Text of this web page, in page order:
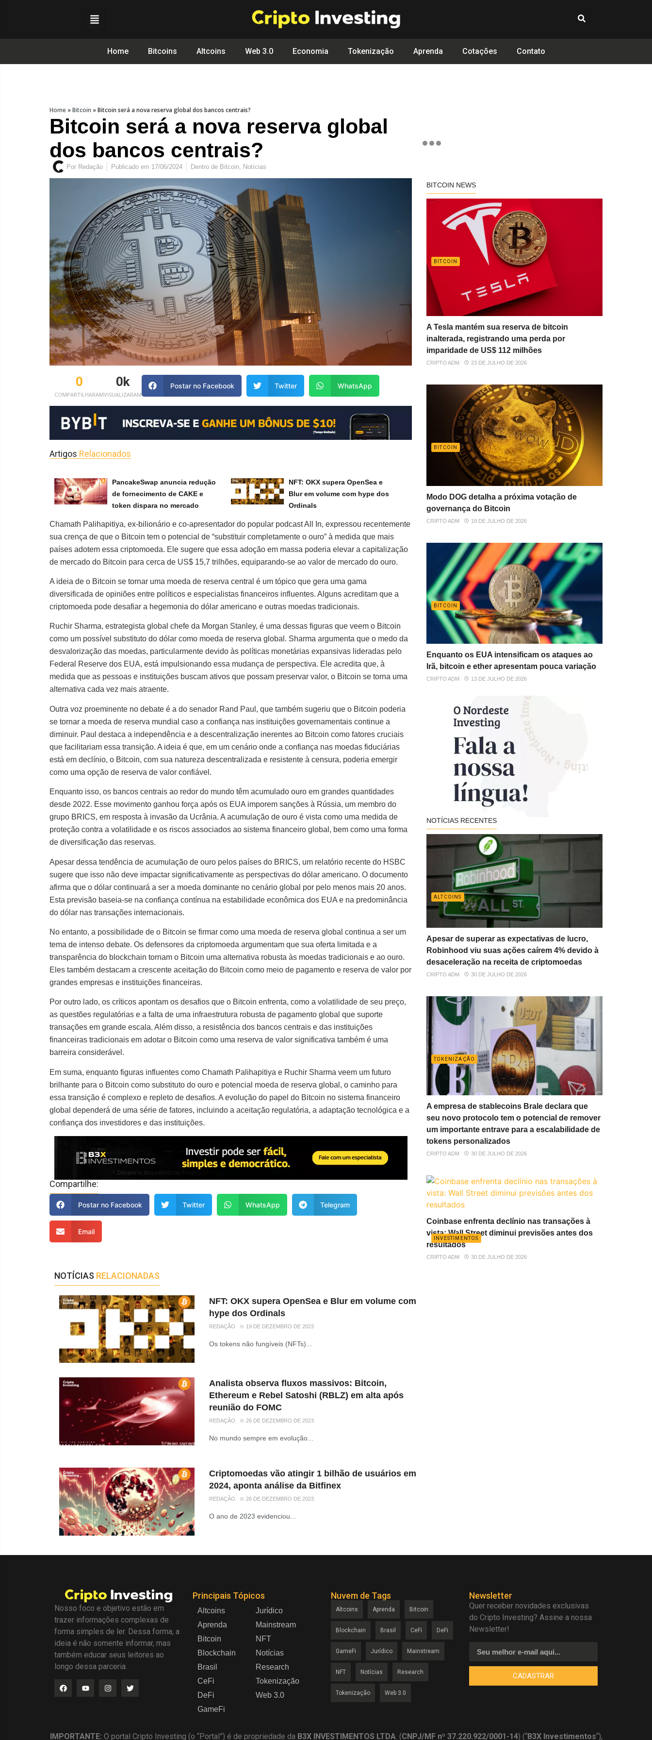
Home Bitcoins Altcoins Web 3.0 Economia Tokenização Aprenda Cotações Contato
Home »Bitcoin »Bitcoin será a nova reserva global dos bancos centrais?
Bitcoin será a nova reserva global
dos bancos centrais?
Por Redação Publicado em 17/06/2024 Dentro de Bitcoin Notícias
COMPARTILHARAM
0
VISUALIZARAM
0k Postar no Facebook Twitter WhatsApp
Artigos Relacionados
PancakeSwap anuncia redução
de fornecimento de CAKE e
token dispara no mercado
NFT: OKX supera OpenSea e
Blur em volume com hype dos
Ordinals
Chamath Palihapitiya, ex-bilionário e co-apresentador do popular podcast All In, expressou recentemente
sua crença de que o Bitcoin tem o potencial de “substituir completamente o ouro” à medida que mais
países adotem essa criptomoeda. Ele sugere que essa adoção em massa poderia elevar a capitalização
de mercado do Bitcoin para cerca de US$ 15,7 trilhões, equiparando-se ao valor de mercado do ouro.
A ideia de o Bitcoin se tornar uma moeda de reserva central é um tópico que gera uma gama
diversificada de opiniões entre políticos e especialistas financeiros influentes. Alguns acreditam que a
criptomoeda pode desafiar a hegemonia do dólar americano e outras moedas tradicionais.
Ruchir Sharma, estrategista global chefe da Morgan Stanley, é uma dessas figuras que veem o Bitcoin
como um possível substituto do dólar como moeda de reserva global. Sharma argumenta que o medo da
desvalorização das moedas, particularmente devido às políticas monetárias expansivas lideradas pelo
Federal Reserve dos EUA, está impulsionando essa mudança de perspectiva. Ele acredita que, à
medida que as pessoas e instituições buscam ativos que possam preservar valor, o Bitcoin se torna uma
alternativa cada vez mais atraente.
Outra voz proeminente no debate é a do senador Rand Paul, que também sugeriu que o Bitcoin poderia
se tornar a moeda de reserva mundial caso a confiança nas instituições governamentais continue a
diminuir. Paul destaca a independência e a descentralização inerentes ao Bitcoin como fatores cruciais
que facilitariam essa transição. A ideia é que, em um cenário onde a confiança nas moedas fiduciárias
está em declínio, o Bitcoin, com sua natureza descentralizada e resistente à censura, poderia emergir
como uma opção de reserva de valor confiável.
Enquanto isso, os bancos centrais ao redor do mundo têm acumulado ouro em grandes quantidades
desde 2022. Esse movimento ganhou força após os EUA imporem sanções à Rússia, um membro do
grupo BRICS, em resposta à invasão da Ucrânia. A acumulação de ouro é vista como uma medida de
proteção contra a volatilidade e os riscos associados ao sistema financeiro global, bem como uma forma
de diversificação das reservas.
Apesar dessa tendência de acumulação de ouro pelos países do BRICS, um relatório recente do HSBC
sugere que isso não deve impactar significativamente as perspectivas do dólar americano. O documento
afirma que o dólar continuará a ser a moeda dominante no cenário global por pelo menos mais 20 anos.
Esta previsão baseia-se na confiança contínua na estabilidade econômica dos EUA e na predominância
do dólar nas transações internacionais.
No entanto, a possibilidade de o Bitcoin se firmar como uma moeda de reserva global continua a ser um
tema de intenso debate. Os defensores da criptomoeda argumentam que sua oferta limitada e a
transparência do blockchain tornam o Bitcoin uma alternativa robusta às moedas tradicionais e ao ouro.
Eles também destacam a crescente aceitação do Bitcoin como meio de pagamento e reserva de valor por
grandes empresas e instituições financeiras.
Por outro lado, os críticos apontam os desafios que o Bitcoin enfrenta, como a volatilidade de seu preço,
as questões regulatórias e a falta de uma infraestrutura robusta de pagamento global que suporte
transações em grande escala. Além disso, a resistência dos bancos centrais e das instituições
financeiras tradicionais em adotar o Bitcoin como uma reserva de valor significativa também é uma
barreira considerável.
Em suma, enquanto figuras influentes como Chamath Palihapitiya e Ruchir Sharma veem um futuro
brilhante para o Bitcoin como substituto do ouro e potencial moeda de reserva global, o caminho para
essa transição é complexo e repleto de desafios. A evolução do papel do Bitcoin no sistema financeiro
global dependerá de uma série de fatores, incluindo a aceitação regulatória, a adaptação tecnológica e a
confiança dos investidores e das instituições.
Compartilhe:
Postar no Facebook Twitter WhatsApp Telegram
Email
NOTÍCIAS RELACIONADAS
NFT: OKX supera OpenSea e Blur em volume com
hype dos Ordinals
REDAÇÃO 19 DE DEZEMBRO DE 2023
Os tokens não fungíveis (NFTs)...
Analista observa fluxos massivos: Bitcoin,
Ethereum e Rebel Satoshi (RBLZ) em alta após
reunião do FOMC
REDAÇÃO 26 DE DEZEMBRO DE 2023
No mundo sempre em evolução...
Criptomoedas vão atingir 1 bilhão de usuários em
2024, aponta análise da Bitfinex
REDAÇÃO 26 DE DEZEMBRO DE 2023
O ano de 2023 evidenciou...
BITCOIN NEWS
BITCOIN
A Tesla mantém sua reserva de bitcoin
inalterada, registrando uma perda por
imparidade de US$ 112 milhões
CRIPTO ADM 23 DE JULHO DE 2026
BITCOIN
Modo DOG detalha a próxima votação de
governança do Bitcoin
CRIPTO ADM 19 DE JULHO DE 2026
BITCOIN
Enquanto os EUA intensificam os ataques ao
Irã, bitcoin e ether apresentam pouca variação
CRIPTO ADM 13 DE JULHO DE 2026
NOTÍCIAS RECENTES
ALTCOINS
Apesar de superar as expectativas de lucro,
Robinhood viu suas ações caírem 4% devido à
desaceleração na receita de criptomoedas
CRIPTO ADM 30 DE JULHO DE 2026
TOKENIZAÇÃO
A empresa de stablecoins Brale declara que
seu novo protocolo tem o potencial de remover
um importante entrave para a escalabilidade de
tokens personalizados
CRIPTO ADM 30 DE JULHO DE 2026
INVESTIMENTOS
Coinbase enfrenta declínio nas transações à
vista: Wall Street diminui previsões antes dos
resultados
CRIPTO ADM 30 DE JULHO DE 2026
Nosso foco e objetivo estão em
trazer informações complexas de
forma simples de ler. Dessa forma, a
ideia é não somente informar, mas
também educar seus leitores ao
longo dessa parceria.
Principais Tópicos
Altcoins
Aprenda
Bitcoin
Blockchain
Brasil
CeFi
DeFi
GameFi
Jurídico
Mainstream
NFT
Notícias
Research
Tokenização
Web 3.0
Nuvem de Tags
Altcoins Aprenda Bitcoin
Blockchain Brasil CeFi DeFi
GameFi Jurídico Mainstream
NFT Notícias Research
Tokenização Web 3.0
Newsletter
Quer receber novidades exclusivas
do Cripto Investing? Assine a nossa
Newsletter!
CADASTRAR
IMPORTANTE: O portal Cripto Investing (o “Portal”) é de propriedade da B3X INVESTIMENTOS LTDA. (CNPJ/MF nº 37.220.922/0001-14) (“B3X Investimentos“),